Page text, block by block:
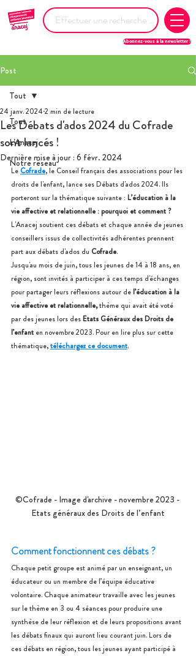
Abonnez-vous à la newsletter !
Post
Tout
L'Anacej
Notre réseau
Tout
Les Débats d'ados 2024 du Cofrade
sont lancés !
24 janv. 2024 2 min de lecture
Dernière mise à jour : 6 févr. 2024
Le Cofrade, le Conseil français des associations pour les
droits de l'enfant, lance ses Débats d'ados 2024. Ils
porteront sur la thématique suivante : L’éducation à la
vie affective et relationnelle : pourquoi et comment ?
L'Anacej soutient ces débats et chaque année de jeunes
conseillers issus de collectivités adhérentes prennent
part aux débats d'ados du Cofrade.
Jusqu'au mois de juin, tous les jeunes de 14 à 18 ans, en
région, sont invités à participer à ces temps d'échanges
pour partager leurs réflexions autour de l’éducation à la
vie affective et relationnelle, thème qui avait été voté
par des jeunes lors des Etats Généraux des Droits de
l’enfant en novembre 2023. Pour en lire plus sur cette
thématique, téléchargez ce document.
©Cofrade - Image d'archive - novembre 2023 -
Etats généraux des Droits de l’enfant
Comment fonctionnent ces débats ?
Chaque petit groupe est animé par un enseignant, un
éducateur ou un membre de l’équipe éducative
volontaire. Chaque animateur travaille avec les jeunes
sur le thème en 3 ou 4 séances pour produire une
synthèse de leur réflexion et de leurs propositions avant
les débats finaux qui auront lieu courant juin. Lors de
ces débats en région, tous les jeunes ayant participé à